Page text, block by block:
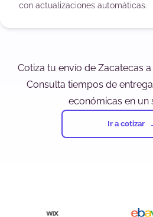
con actualizaciones automáticas.
Cotiza tu envío de Zacatecas
Consulta tiempos de
económicas en un
Ir a cotizar